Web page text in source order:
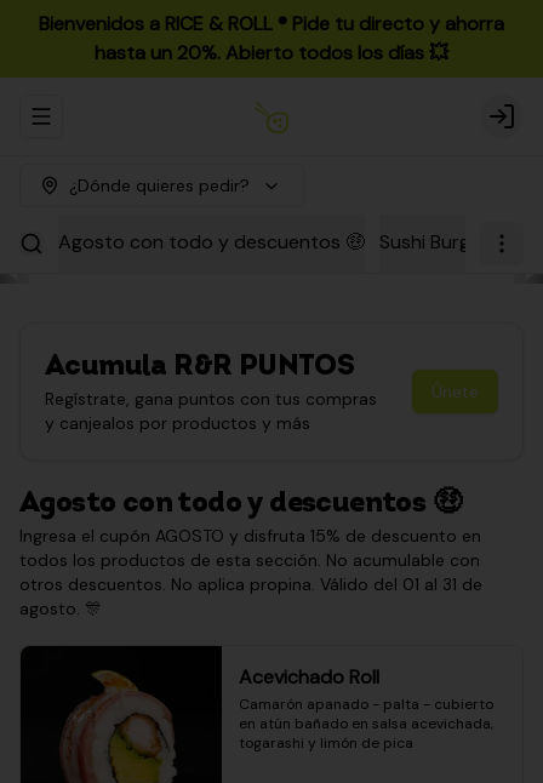
Bienvenidos a RICE & ROLL ®️ Pide tu directo y ahorra
hasta un 20%. Abierto todos los días 💥
Abrir menu de navegación Login
¿Dónde quieres pedir?
Agosto con todo y descuentos 🤑 Sushi Burgers
Acumula R&R PUNTOS
Regístrate, gana puntos con tus compras
y canjealos por productos y más
Únete
Agosto con todo y descuentos 🤑
Ingresa el cupón AGOSTO y disfruta 15% de descuento en
todos los productos de esta sección. No acumulable con
otros descuentos. No aplica propina. Válido del 01 al 31 de
agosto. 🎊
Acevichado Roll
Camarón apanado - palta - cubierto
en atún bañado en salsa acevichada,
togarashi y limón de pica